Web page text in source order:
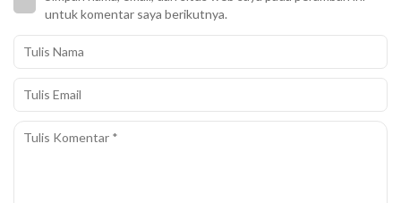
untuk komentar saya berikutnya.